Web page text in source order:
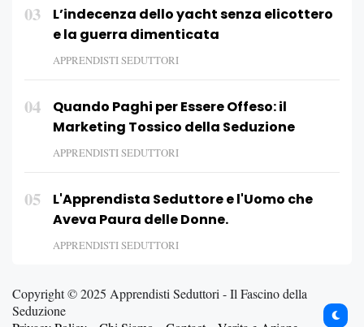
03
L’indecenza dello yacht senza elicottero
e la guerra dimenticata
APPRENDISTI SEDUTTORI
04
Quando Paghi per Essere Offeso: il
Marketing Tossico della Seduzione
APPRENDISTI SEDUTTORI
05
L'Apprendista Seduttore e l'Uomo che
Aveva Paura delle Donne.
APPRENDISTI SEDUTTORI
Copyright © 2025 Apprendisti Seduttori - Il Fascino della
Seduzione